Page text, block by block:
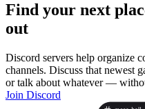
Find your next
out
Discord servers help organize
channels. Discuss that newest
or talk about whatever —
Join Discord